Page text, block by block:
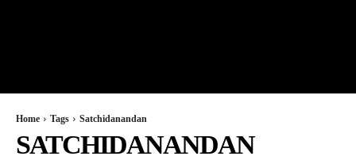
Home Tags Satchidanandan
SATCHIDANANDAN